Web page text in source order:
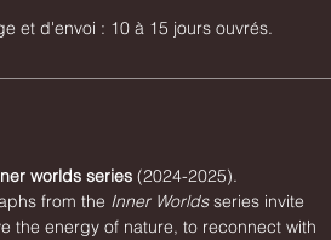
et d'envoi : 10 à 15 jours ouvrés.
worlds series (2024-2025).
from the Inner Worlds series invite
the energy of nature, to reconnect with